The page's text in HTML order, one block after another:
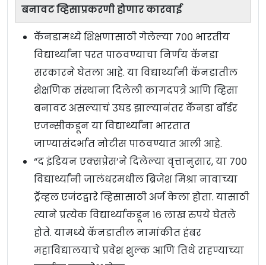
बनावट व्हिसाप्रकरणी होणार कारवाई
कॅनडामध्ये शिक्षणासाठी गेलेल्या ७०० भारतीय
विद्यार्थ्यांना परत पाठवण्याचा निर्णय कॅनडा
सरकारने घेतला आहे. या विद्यार्थ्यांनी कॅनडातील
शैक्षणिक संस्थाना दिलेली कागदपत्रे आणि व्हिसा
बनावट असल्याचं उघड झाल्यानंतर कॅनडा बॉर्डर
एजन्सीकडून या विद्यार्थ्यांना भारतात
जाण्यासंदर्भात नोटीस पाठवण्यात आली आहे.
“द इंडियन एक्सप्रेस’ने दिलेल्या वृत्तानुसार, या ७००
विद्यार्थ्यांनी जालंधरमधील ब्रिजेश मिश्रा नावाच्या
ट्रॅव्हल एजंटद्वारे व्हिसासाठी अर्ज केला होता. यासाठी
त्याने प्रत्येक विद्यार्थ्याकडून १६ लाख रुपये घेतले
होते. यामध्ये कॅनडातील नामांकीत हंबर
महाविद्यालयाचे प्रवेश शुल्क आणि तिथे राहण्याच्या